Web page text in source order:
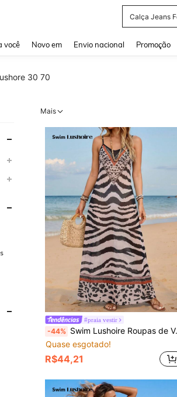
Bolsa
você Novo em Envio nacional Promoção
30 70
Mais
#praia vestir
-44% Swim Lushoire Roupas de Verão para Mulheres, Saída de Praia Feminina com Estampa Tropical de Plantas e Alças Ajustáveis
Quase esgotado!
R$44,21